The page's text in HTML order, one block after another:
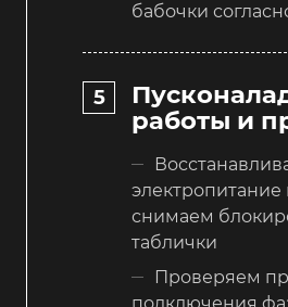
бабочки
работы и
электропитание
снимаем
таблички
Проверяем